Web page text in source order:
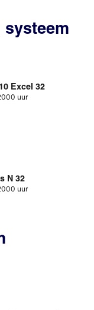
Excel 32
uur
N 32
uur